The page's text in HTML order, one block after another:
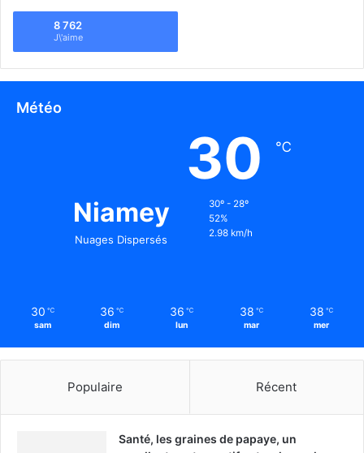
8 762
J\'aime
Météo
Niamey
Nuages Dispersés
30 ℃
30º - 28º
52%
2.98 km/h
30 ℃
sam
36 ℃
dim
36 ℃
lun
38 ℃
mar
38 ℃
mer
Populaire Récent
Santé, les graines de papaye, un